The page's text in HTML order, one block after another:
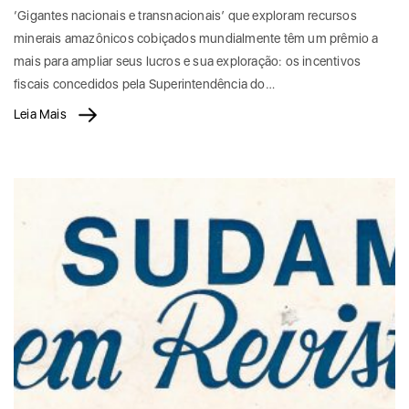
‘Gigantes nacionais e transnacionais’ que exploram recursos
minerais amazônicos cobiçados mundialmente têm um prêmio a
mais para ampliar seus lucros e sua exploração: os incentivos
fiscais concedidos pela Superintendência do…
Leia Mais